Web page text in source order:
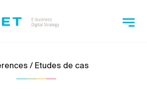
/ Etudes de cas